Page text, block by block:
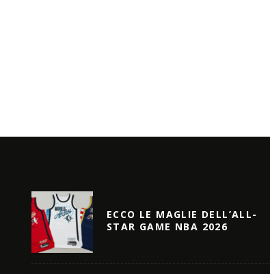
ECCO LE MAGLIE DELL’ALL-
STAR GAME NBA 2026